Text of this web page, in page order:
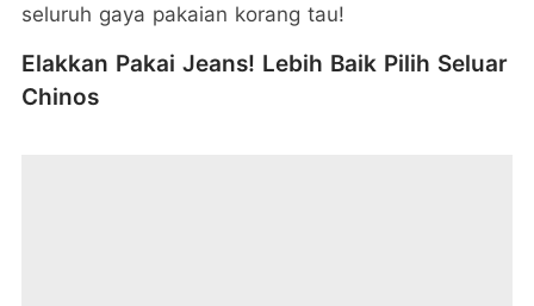
seluruh gaya pakaian korang tau!
Elakkan Pakai Jeans! Lebih Baik Pilih Seluar
Chinos